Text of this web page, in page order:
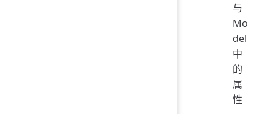
与
Mo
del
中
的
属
性